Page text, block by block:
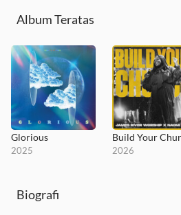
Album Teratas
Glorious
2025
Build Your
2026
Biografi